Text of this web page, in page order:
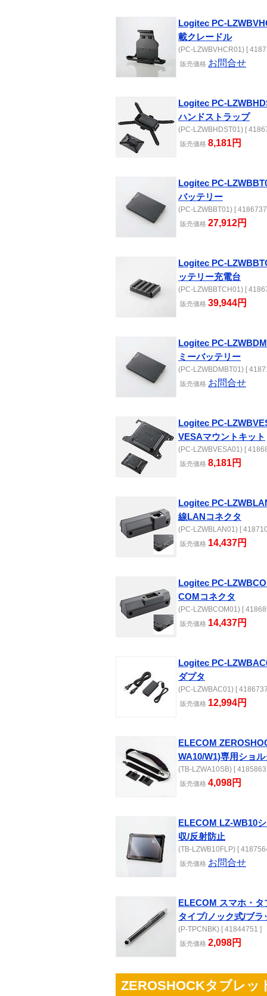
Logitec PC-
載クレードル
(PC-LZWBVHCR01) [
販売価格 お問合せ
Logitec PC-
ハンドストラップ
(PC-LZWBHDST01) [
販売価格 8,181円
Logitec PC-
バッテリー
(PC-LZWBBT01) [
販売価格 27,912円
Logitec PC-
ッテリー充電台
(PC-LZWBBTCH01) [
販売価格 39,944円
Logitec PC-
ミーバッテリー
(PC-LZWBDMBT01) [
販売価格 お問合せ
Logitec PC-
VESAマウントキット
(PC-LZWBVESA01) [
販売価格 8,181円
Logitec PC-
線LANコネクタ
(PC-LZWBLAN01) [
販売価格 14,437円
Logitec PC-
COMコネクタ
(PC-LZWBCOM01) [
販売価格 14,437円
Logitec PC-
ダプタ
(PC-LZWBAC01) [
販売価格 12,994円
ELECOM
WA10/W1)専用ショ
(TB-LZWA10SB) [
販売価格 4,098円
ELECOM LZ-WB10
収/反射防止
(TB-LZWB10FLP) [
販売価格 お問合せ
ELECOM スマホ・
タイプ/ノック式/ブラ
(P-TPCNBK) [ 41844751 ]
販売価格 2,098円
ZEROSHOCKタブレッ